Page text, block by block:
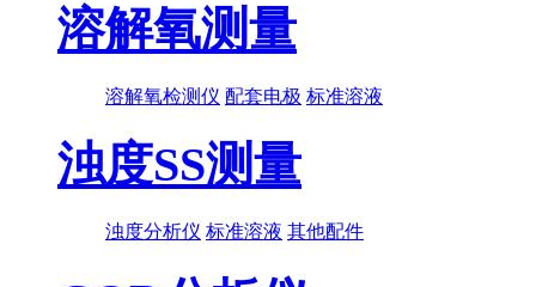
溶解氧测量
溶解氧检测仪 配套电极 标准溶液
浊度SS测量
浊度分析仪 标准溶液 其他配件